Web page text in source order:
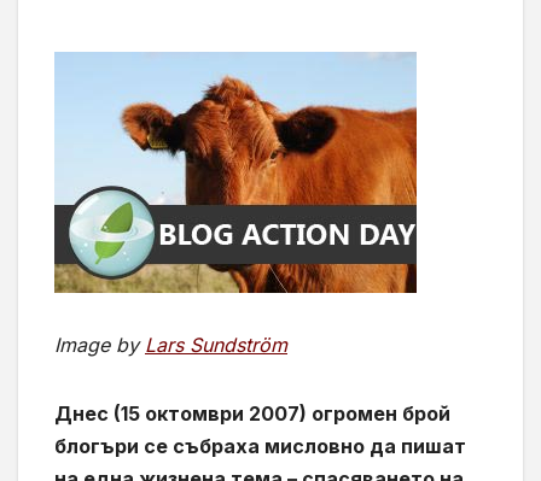
Image by Lars Sundström
Днес (15 октомври 2007) огромен брой
блогъри се събраха мисловно да пишат